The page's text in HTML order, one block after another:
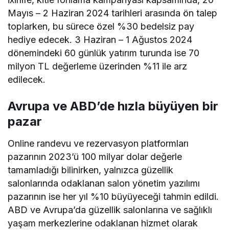
Mayıs – 2 Haziran 2024 tarihleri arasında ön talep
toplarken, bu sürece özel %30 bedelsiz pay
hediye edecek. 3 Haziran – 1 Ağustos 2024
dönemindeki 60 günlük yatırım turunda ise 70
milyon TL değerleme üzerinden %11 ile arz
edilecek.
Avrupa ve ABD’de hızla büyüyen bir
pazar
Online randevu ve rezervasyon platformları
pazarının 2023’ü 100 milyar dolar değerle
tamamladığı bilinirken, yalnızca güzellik
salonlarında odaklanan salon yönetim yazılımı
pazarının ise her yıl %10 büyüyeceği tahmin edildi.
ABD ve Avrupa’da güzellik salonlarına ve sağlıklı
yaşam merkezlerine odaklanan hizmet olarak